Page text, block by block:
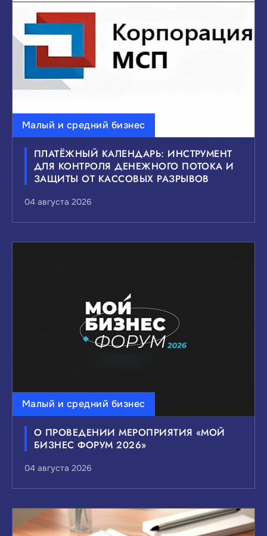
Малый и средний бизнес
ПЛАТЁЖНЫЙ КАЛЕНДАРЬ: ИНСТРУМЕНТ
ДЛЯ КОНТРОЛЯ ДЕНЕЖНОГО ПОТОКА И
ЗАЩИТЫ ОТ КАССОВЫХ РАЗРЫВОВ
04 августа 2026
Малый и средний бизнес
О ПРОВЕДЕНИИ МЕРОПРИЯТИЯ «МОЙ
БИЗНЕС ФОРУМ 2026»
04 августа 2026